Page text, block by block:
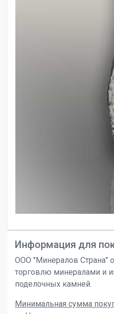
Информация для
ООО "Минералов
торговлю минералами и
поделочных камней.
Минимальная сумма